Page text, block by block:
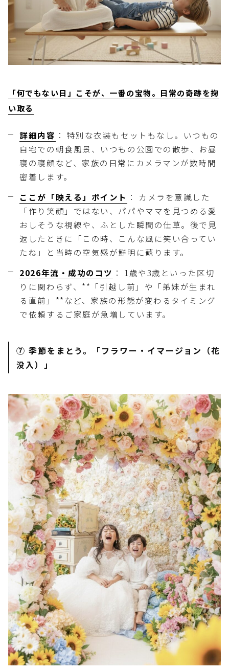
「何でもない日」こそが、一番の宝物。日常の奇跡を掬
い取る
詳細内容 ： 特別な衣装もセットもなし。いつもの
自宅での朝食風景、いつもの公園での散歩、お昼
寝の寝顔など、家族の日常にカメラマンが数時間
密着します。
ここが「映える」ポイント ： カメラを意識した
「作り笑顔」ではない、パパやママを見つめる愛
おしそうな視線や、ふとした瞬間の仕草。後で見
返したときに「この時、こんな風に笑い合ってい
たね」と当時の空気感が鮮明に蘇ります。
2026年流・成功のコツ ： 1歳や3歳といった区切
りに関わらず、**「引越し前」や「弟妹が生まれ
る直前」**など、家族の形態が変わるタイミング
で依頼するご家庭が急増しています。
⑦ 季節をまとう。「フラワー・イマージョン（花
没入）」